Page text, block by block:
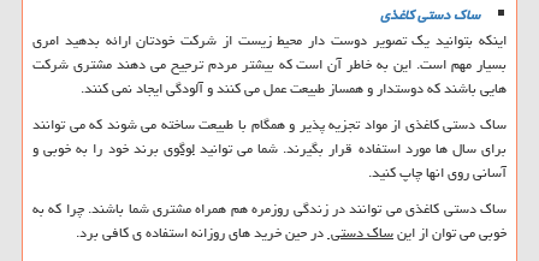
ساک دستی کاغذی
اینکه بتوانید یک تصویر دوست دار محیط زیست از شرکت خودتان ارائه بدهید امری
بسیار مهم است. این به خاطر آن است که بیشتر مردم ترجیح می دهند مشتری شرکت
هایی باشند که دوستدار و همساز طبیعت عمل می کنند و آلودگی ایجاد نمی کنند.
ساک دستی کاغذی از مواد تجزیه پذیر و همگام با طبیعت ساخته می شوند که می توانند
برای سال ها مورد استفاده قرار بگیرند. شما می توانیدلوگویبرند خود را به خوبی و
آسانی روی انها چاپ کنید.
ساک دستی کاغذی می توانند در زندگی روزمره هم همراه مشتری شما باشند. چرا که به
خوبی می توان از اینساک دستیدر حین خرید های روزانه استفاده ی کافی برد.